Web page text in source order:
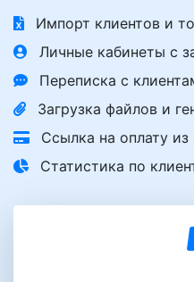
Импорт клиентов и
Личные кабинеты с
Переписка с
Загрузка файлов и
Ссылка на оплату из
Статистика по